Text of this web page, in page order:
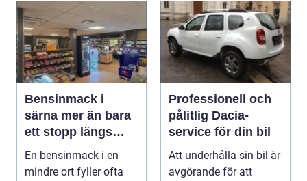
Bensinmack i
särna mer än bara
ett stopp längs
vägen
En bensinmack i en
mindre ort fyller ofta
Professionell och
pålitlig Dacia-
service för din bil
Att underhålla sin bil är
avgörande för att